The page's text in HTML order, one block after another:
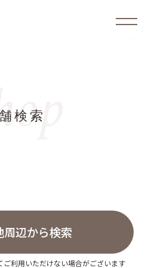
検索
周辺から検索
利用いただけない場合がございます